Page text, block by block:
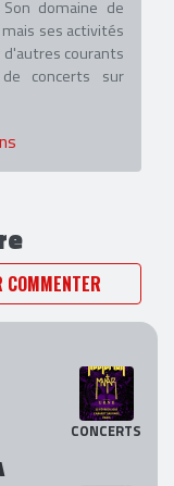
domaine de
ses activités
courants
concerts sur
COMMENTER
CONCERTS